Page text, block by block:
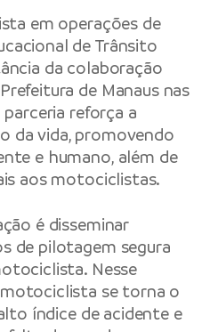
em operações de
de Trânsito
da colaboração
de Manaus nas
parceria reforça a
da vida, promovendo
e humano, além de
aos motociclistas.
é disseminar
de pilotagem segura
Nesse
se torna o
índice de acidente e